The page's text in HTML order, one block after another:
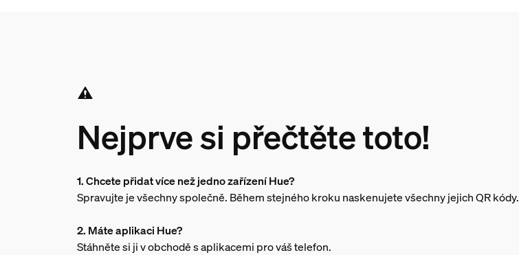
Nejprve si přečtěte toto!
1. Chcete přidat více než jedno zařízení Hue?
Spravujte je všechny společně. Během stejného kroku naskenujete všechny jejich QR kódy.
2. Máte aplikaci Hue?
Stáhněte si ji v obchodě s aplikacemi pro váš telefon.